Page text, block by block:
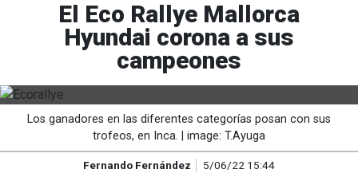
El Eco Rallye Mallorca
Hyundai corona a sus
campeones
Los ganadores en las diferentes categorías posan con sus
trofeos, en Inca. | image: T.Ayuga
Fernando Fernández 5/06/22 15:44